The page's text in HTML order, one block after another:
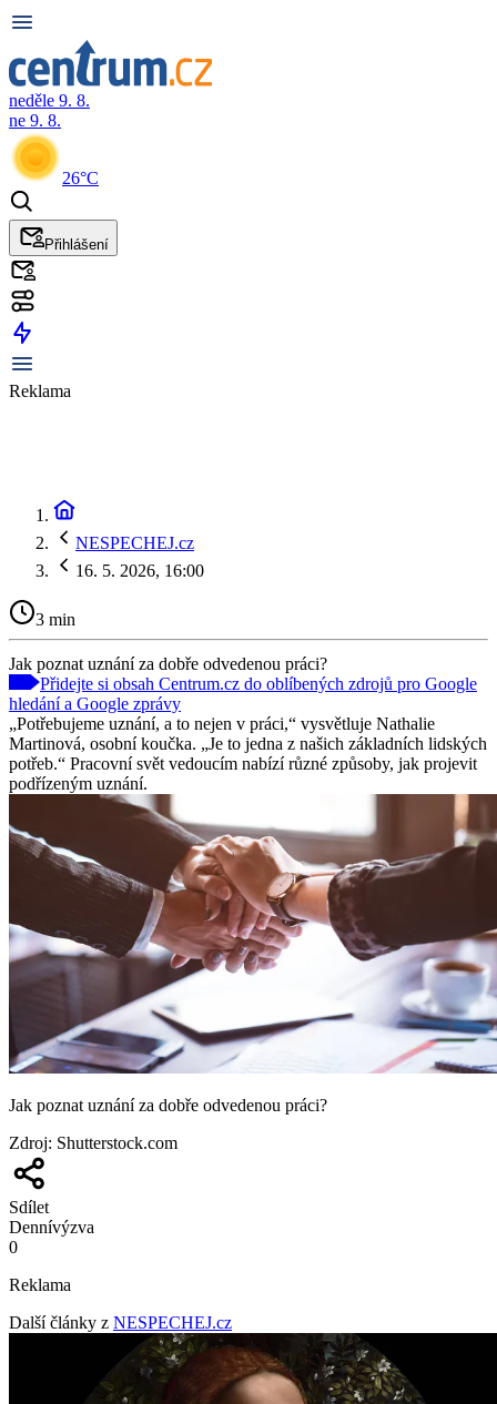
neděle 9. 8.
ne 9. 8.
26°C
Přihlášení
Reklama
NESPECHEJ.cz
16. 5. 2026, 16:00
3 min
Jak poznat uznání za dobře odvedenou práci?
Přidejte si obsah Centrum.cz do oblíbených zdrojů pro Google
hledání a Google zprávy
„Potřebujeme uznání, a to nejen v práci,“ vysvětluje Nathalie
Martinová, osobní koučka. „Je to jedna z našich základních lidských
potřeb.“ Pracovní svět vedoucím nabízí různé způsoby, jak projevit
podřízeným uznání.
Jak poznat uznání za dobře odvedenou práci?
Zdroj: Shutterstock.com
Sdílet
Dennívýzva
0
Reklama
Další články z NESPECHEJ.cz